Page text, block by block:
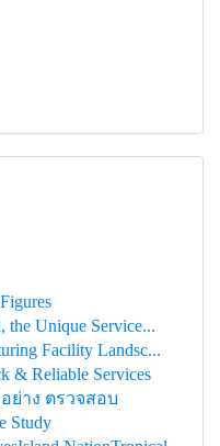
the Unique Service...
Facility Landsc...
& Reliable Services
ย่าง ตรวจสอบ
Study